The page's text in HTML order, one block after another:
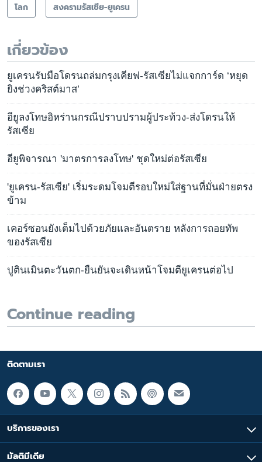
โลก
สงครามรัสเซีย-ยูเครน
เกี่ยวข้อง
ยูเครนรับมือโดรนถล่มกรุงเคียฟ-รัสเซียไม่แจกการ์ด ‘หยุด
ยิงช่วงคริสต์มาส’
อียูลงโทษอิหร่านกรณีปราบปรามผู้ประท้วง-ส่งโดรนให้
รัสเซีย
อียูพิจารณา 'มาตรการลงโทษ' ชุดใหม่ต่อรัสเซีย
'ยูเครน-รัสเซีย' เริ่มระดมโจมตีรอบใหม่ใส่ฐานที่มั่นฝ่ายตรง
ข้าม
เคอร์ซอนยังเต็มไปด้วยภัยและอันตราย หลังการถอยทัพ
ของรัสเซีย
ปูตินเมินตะวันตก-ยืนยันจะเดินหน้าโจมตียูเครนต่อไป
Continue reading
ติดตามเรา
บริการของเรา
มัลติมีเดีย